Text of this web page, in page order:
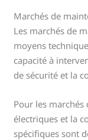
Marchés de
Les marchés de
moyens
capacité à
de sécurité et la
Pour les marchés
électriques et la
spécifiques sont